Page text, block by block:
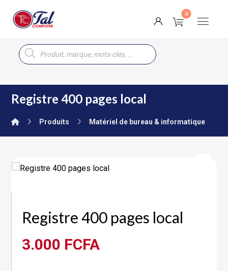
Registre 400 pages local
Produits Matériel de bureau & informatique
Registre 400 pages local
3.000 FCFA